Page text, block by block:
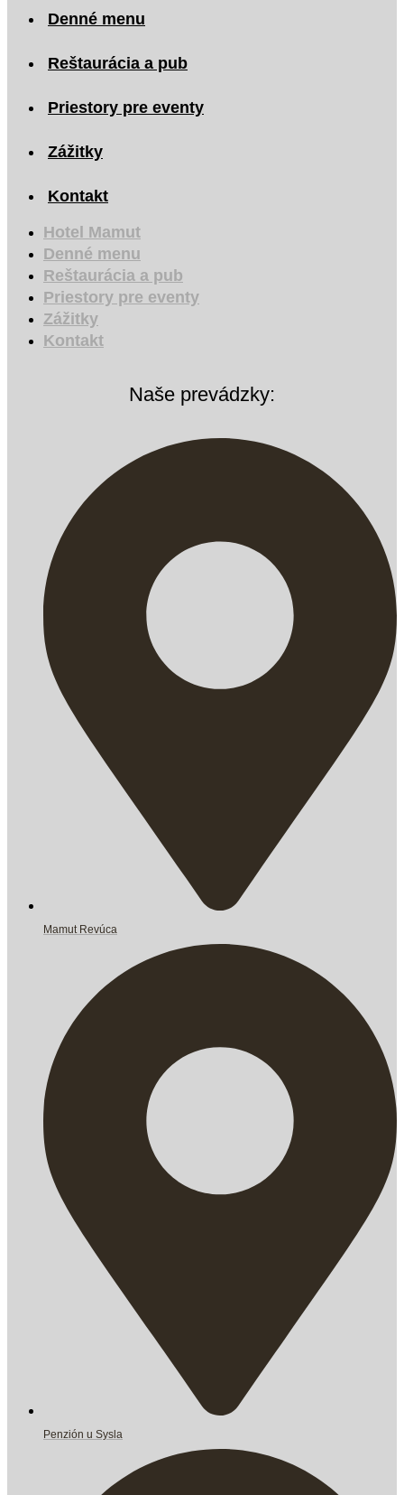
Denné menu
Reštaurácia a pub
Priestory pre eventy
Zážitky
Kontakt
Hotel Mamut
Denné menu
Reštaurácia a pub
Priestory pre eventy
Zážitky
Kontakt
Naše prevádzky:
Mamut Revúca
Penzión u Sysla